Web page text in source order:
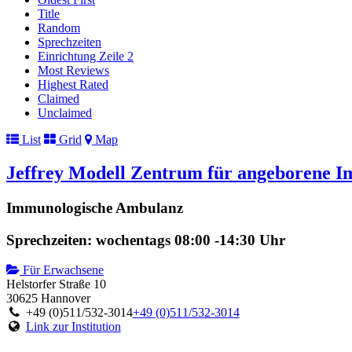
Title
Random
Sprechzeiten
Einrichtung Zeile 2
Most Reviews
Highest Rated
Claimed
Unclaimed
List
Grid Map
Jeffrey Modell Zentrum für angeborene
Immunologische Ambulanz
Sprechzeiten: wochentags 08:00 -14:30 Uhr
Für Erwachsene
Helstorfer Straße 10
30625 Hannover
+49 (0)511/532-3014+49 (0)511/532-3014
Link zur Institution